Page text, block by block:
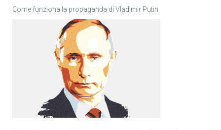
Come funziona la propaganda di Vladimir Putin